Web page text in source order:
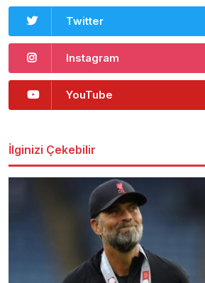
Twitter
Instagram
YouTube
İlginizi Çekebilir